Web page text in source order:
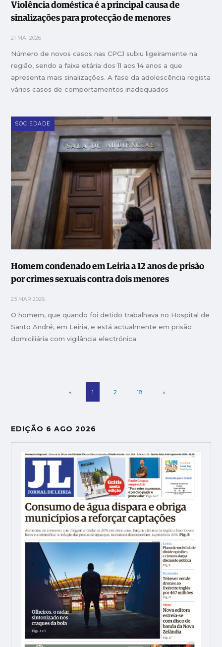
Violência doméstica é a principal causa de
sinalizações para protecção de menores
21 MAI 2026
Número de novos casos nas CPCJ subiu ligeiramente na
região, sendo a faixa etária dos 11 aos 14 anos a que
apresenta mais sinalizações. A fase da adolescência regista
vários casos de comportamentos inadequados
SOCIEDADE
Homem condenado em Leiria a 12 anos de prisão
por crimes sexuais contra dois menores
23 MAR 2026
O homem, que quando foi detido trabalhava no Hospital de
Santo André, em Leiria, e está actualmente em prisão
domiciliária com vigilância electrónica
« 1 2 18 »
EDIÇÃO 6 AGO 2026